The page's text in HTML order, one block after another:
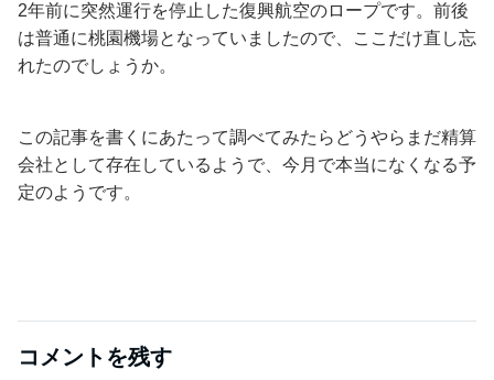
2年前に突然運行を停止した復興航空のロープです。前後
は普通に桃園機場となっていましたので、ここだけ直し忘
れたのでしょうか。
この記事を書くにあたって調べてみたらどうやらまだ精算
会社として存在しているようで、今月で本当になくなる予
定のようです。
コメントを残す